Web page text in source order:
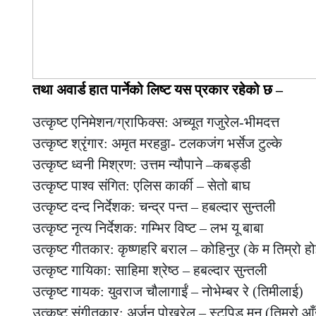
तथा अवार्ड हात पार्नेको लिष्ट यस प्रकार रहेको छ –
उत्कृष्ट एनिमेशन/ग्राफिक्स: अच्यूत गजुरेल-भीमदत्त
उत्कृष्ट श्रृंगार: अमृत मरहठ्ठा- टलकजंग भर्सेज टुल्के
उत्कृष्ट ध्वनी मिश्रण: उत्तम न्यौपाने –कबड्डी
उत्कृष्ट पाश्व संगित: एलिस कार्की – सेतो बाघ
उत्कृष्ट दन्द निर्देशक: चन्द्र पन्त – हबल्दार सुन्तली
उत्कृष्ट नृत्य निर्देशक: गम्भिर विष्ट – लभ यू बाबा
उत्कृष्ट गीतकार: कृष्णहरि बराल – कोहिनुर (के म तिम्रो
उत्कृष्ट गायिका: साहिमा श्रेष्ठ – हबल्दार सुन्तली
उत्कृष्ट गायक: युवराज चौलागाईं – नोभेम्बर रे (तिमीलाई)
उत्कृष्ट संगीतकार: अर्जुन पोखरेल – स्टुपिड मन (तिम्रो